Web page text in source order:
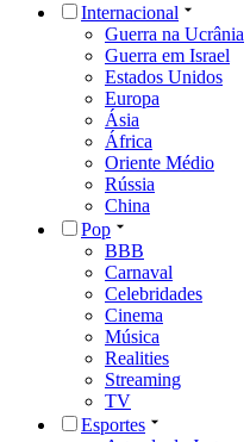
Internacional
Guerra na Ucrânia
Guerra em Israel
Estados Unidos
Europa
Ásia
África
Oriente Médio
Rússia
China
Pop
BBB
Carnaval
Celebridades
Cinema
Música
Realities
Streaming
TV
Esportes